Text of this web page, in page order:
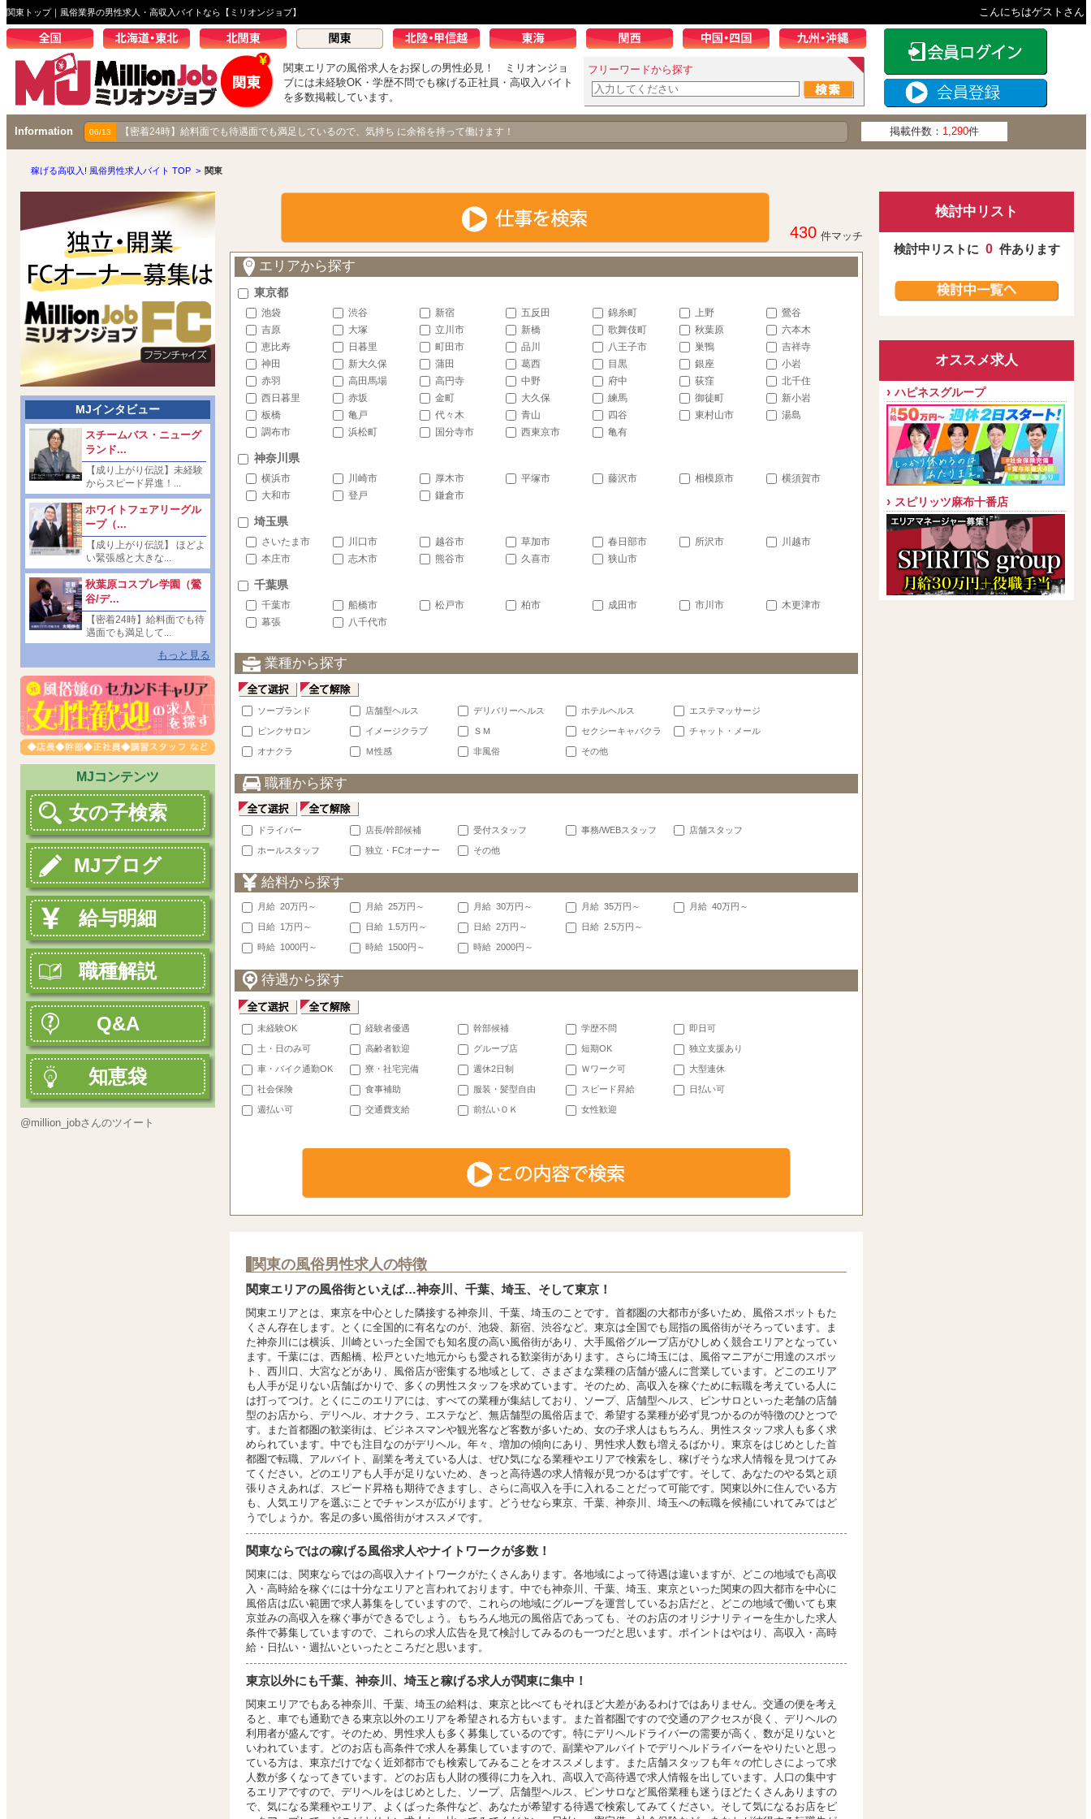
関東トップ｜風俗業界の男性求人・高収入バイトなら【ミリオンジョブ】 こんにちはゲストさん
関東エリアの風俗求人をお探しの男性必見！ ミリオンジョ
ブには未経験OK・学歴不問でも稼げる正社員・高収入バイト
を多数掲載しています。
フリーワードから探す
Information 03/25 【成り上がり伝説】秋コスグループで着実に昇り続ける男の飽くなき挑戦！
06/13 【密着24時】給料面でも待遇面でも満足しているので、気持ち に余裕を持って働けます！ 掲載件数： 1,290件
稼げる高収入! 風俗男性求人バイト TOP > 関東
430 件マッチ
エリアから探す
東京都
池袋 渋谷 新宿 五反田 錦糸町 上野
鶯谷
吉原
大塚 立川市 新橋 歌舞伎町 秋葉原
六本木
恵比寿
日暮里 町田市 品川 八王子市 巣鴨
吉祥寺
神田
新大久保 蒲田 葛西 目黒 銀座
小岩
赤羽
高田馬場 高円寺 中野 府中 荻窪
北千住
西日暮里
赤坂 金町 大久保 練馬 御徒町
新小岩
板橋
亀戸 代々木 青山 四谷 東村山市
湯島
調布市
浜松町 国分寺市 西東京市 亀有
神奈川県
横浜市 川崎市 厚木市 平塚市 藤沢市 相模原市
横須賀市
大和市
登戸 鎌倉市
埼玉県
さいたま市 川口市 越谷市 草加市 春日部市 所沢市
川越市
本庄市
志木市 熊谷市 久喜市 狭山市
千葉県
千葉市 船橋市 松戸市 柏市 成田市 市川市
木更津市
幕張
八千代市
業種から探す
ソープランド 店舗型ヘルス デリバリーヘルス ホテルヘルス エステマッサージ
ピンクサロン イメージクラブ ＳＭ セクシーキャバクラ チャット・メール
オナクラ Ｍ性感 非風俗 その他
職種から探す
ドライバー 店長/幹部候補 受付スタッフ 事務/WEBスタッフ 店舗スタッフ
ホールスタッフ 独立・FCオーナー その他
給料から探す
月給 20万円～ 月給 25万円～ 月給 30万円～ 月給 35万円～ 月給 40万円～
日給 1万円～ 日給 1.5万円～ 日給 2万円～ 日給 2.5万円～
時給 1000円～ 時給 1500円～ 時給 2000円～
待遇から探す
未経験OK 経験者優遇 幹部候補 学歴不問 即日可
土・日のみ可 高齢者歓迎 グループ店 短期OK 独立支援あり
車・バイク通勤OK 寮・社宅完備 週休2日制 Ｗワーク可 大型連休
社会保険 食事補助 服装・髪型自由 スピード昇給 日払い可
週払い可 交通費支給 前払いＯＫ 女性歓迎
関東の風俗男性求人の特徴
関東エリアの風俗街といえば…神奈川、千葉、埼玉、そして東京！
関東エリアとは、東京を中心とした隣接する神奈川、千葉、埼玉のことです。首都圏の大都市が多いため、風俗スポットもた
くさん存在します。とくに全国的に有名なのが、池袋、新宿、渋谷など。東京は全国でも屈指の風俗街がそろっています。ま
た神奈川には横浜、川崎といった全国でも知名度の高い風俗街があり、大手風俗グループ店がひしめく競合エリアとなってい
ます。千葉には、西船橋、松戸といた地元からも愛される歓楽街があります。さらに埼玉には、風俗マニアがご用達のスポッ
ト、西川口、大宮などがあり、風俗店が密集する地域として、さまざまな業種の店舗が盛んに営業しています。どこのエリア
も人手が足りない店舗ばかりで、多くの男性スタッフを求めています。そのため、高収入を稼ぐために転職を考えている人に
は打ってつけ。とくにこのエリアには、すべての業種が集結しており、ソープ、店舗型ヘルス、ピンサロといった老舗の店舗
型のお店から、デリヘル、オナクラ、エステなど、無店舗型の風俗店まで、希望する業種が必ず見つかるのが特徴のひとつで
す。また首都圏の歓楽街は、ビジネスマンや観光客など客数が多いため、女の子求人はもちろん、男性スタッフ求人も多く求
められています。中でも注目なのがデリヘル。年々、増加の傾向にあり、男性求人数も増えるばかり。東京をはじめとした首
都圏で転職、アルバイト、副業を考えている人は、ぜひ気になる業種やエリアで検索をし、稼げそうな求人情報を見つけてみ
てください。どのエリアも人手が足りないため、きっと高待遇の求人情報が見つかるはずです。そして、あなたのやる気と頑
張りさえあれば、スピード昇格も期待できますし、さらに高収入を手に入れることだって可能です。関東以外に住んでいる方
も、人気エリアを選ぶことでチャンスが広がります。どうせなら東京、千葉、神奈川、埼玉への転職を候補にいれてみてはど
うでしょうか。客足の多い風俗街がオススメです。
関東ならではの稼げる風俗求人やナイトワークが多数！
関東には、関東ならではの高収入ナイトワークがたくさんあります。各地域によって待遇は違いますが、どこの地域でも高収
入・高時給を稼ぐには十分なエリアと言われております。中でも神奈川、千葉、埼玉、東京といった関東の四大都市を中心に
風俗店は広い範囲で求人募集をしていますので、これらの地域にグループを運営しているお店だと、どこの地域で働いても東
京並みの高収入を稼ぐ事ができるでしょう。もちろん地元の風俗店であっても、そのお店のオリジナリティーを生かした求人
条件で募集していますので、これらの求人広告を見て検討してみるのも一つだと思います。ポイントはやはり、高収入・高時
給・日払い・週払いといったところだと思います。
東京以外にも千葉、神奈川、埼玉と稼げる求人が関東に集中！
関東エリアでもある神奈川、千葉、埼玉の給料は、東京と比べてもそれほど大差があるわけではありません。交通の便を考え
ると、車でも通勤できる東京以外のエリアを希望される方もいます。また首都圏ですので交通のアクセスが良く、デリヘルの
利用者が盛んです。そのため、男性求人も多く募集しているのです。特にデリヘルドライバーの需要が高く、数が足りないと
いわれています。どのお店も高条件で求人を募集していますので、副業やアルバイトでデリヘルドライバーをやりたいと思っ
ている方は、東京だけでなく近郊都市でも検索してみることをオススメします。また店舗スタッフも年々の忙しさによって求
人数が多くなってきています。どのお店も人財の獲得に力を入れ、高収入で高待遇で求人情報を出しています。人口の集中す
るエリアですので、デリヘルをはじめとした、ソープ、店舗型ヘルス、ピンサロなど風俗業種も迷うほどたくさんありますの
で、気になる業種やエリア、よくばった条件など、あなたが希望する待遇で検索してみてください。そして気になるお店をピ
MJインタビュー
スチームバス・ニューグ
ランド...
【成り上がり伝説】未経験
からスピード昇進！...
ホワイトフェアリーグル
ープ（...
【成り上がり伝説】 ほどよ
い緊張感と大きな...
秋葉原コスプレ学園（鶯
谷/デ...
【密着24時】給料面でも待
遇面でも満足して...
もっと見る
MJコンテンツ
女の子検索
MJブログ
給与明細
職種解説
Q&A
知恵袋
@million_jobさんのツイート
検討中リスト
検討中リストに 0 件あります
オススメ求人
ハピネスグループ
スピリッツ麻布十番店